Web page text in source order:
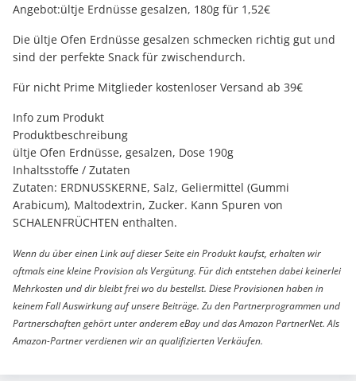
Angebot:ültje Erdnüsse gesalzen, 180g für 1,52€
Die ültje Ofen Erdnüsse gesalzen schmecken richtig gut und
sind der perfekte Snack für zwischendurch.
Für nicht Prime Mitglieder kostenloser Versand ab 39€
Info zum Produkt
Produktbeschreibung
ültje Ofen Erdnüsse, gesalzen, Dose 190g
Inhaltsstoffe / Zutaten
Zutaten: ERDNUSSKERNE, Salz, Geliermittel (Gummi
Arabicum), Maltodextrin, Zucker. Kann Spuren von
SCHALENFRÜCHTEN enthalten.
Wenn du über einen Link auf dieser Seite ein Produkt kaufst, erhalten wir
oftmals eine kleine Provision als Vergütung. Für dich entstehen dabei keinerlei
Mehrkosten und dir bleibt frei wo du bestellst. Diese Provisionen haben in
keinem Fall Auswirkung auf unsere Beiträge. Zu den Partnerprogrammen und
Partnerschaften gehört unter anderem eBay und das Amazon PartnerNet. Als
Amazon-Partner verdienen wir an qualifizierten Verkäufen.